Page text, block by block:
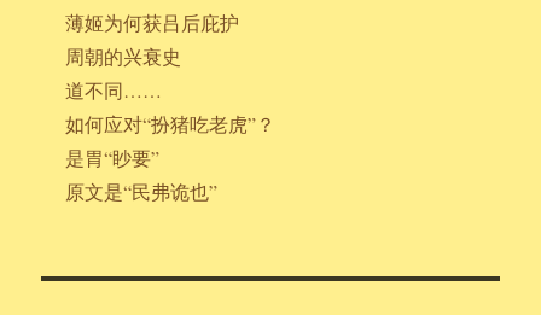
薄姬为何获吕后庇护
周朝的兴衰史
道不同……
如何应对“扮猪吃老虎”？
是胃“眇要”
原文是“民弗诡也”